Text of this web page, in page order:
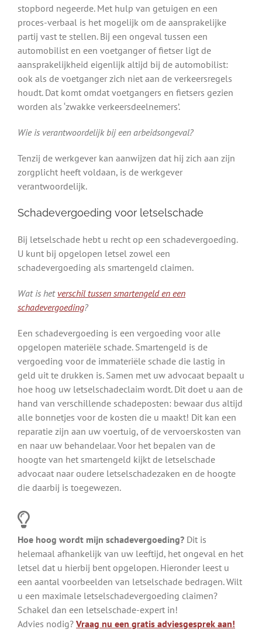
stopbord negeerde. Met hulp van getuigen en een
proces-verbaal is het mogelijk om de aansprakelijke
partij vast te stellen. Bij een ongeval tussen een
automobilist en een voetganger of fietser ligt de
aansprakelijkheid eigenlijk altijd bij de automobilist:
ook als de voetganger zich niet aan de verkeersregels
houdt. Dat komt omdat voetgangers en fietsers gezien
worden als ‘zwakke verkeersdeelnemers’.
Wie is verantwoordelijk bij een arbeidsongeval?
Tenzij de werkgever kan aanwijzen dat hij zich aan zijn
zorgplicht heeft voldaan, is de werkgever
verantwoordelijk.
Schadevergoeding voor letselschade
Bij letselschade hebt u recht op een schadevergoeding.
U kunt bij opgelopen letsel zowel een
schadevergoeding als smartengeld claimen.
Wat is het verschil tussen smartengeld en een
schadevergoeding?
Een schadevergoeding is een vergoeding voor alle
opgelopen materiële schade. Smartengeld is de
vergoeding voor de immateriële schade die lastig in
geld uit te drukken is. Samen met uw advocaat bepaalt u
hoe hoog uw letselschadeclaim wordt. Dit doet u aan de
hand van verschillende schadeposten: bewaar dus altijd
alle bonnetjes voor de kosten die u maakt! Dit kan een
reparatie zijn aan uw voertuig, of de vervoerskosten van
en naar uw behandelaar. Voor het bepalen van de
hoogte van het smartengeld kijkt de letselschade
advocaat naar oudere letselschadezaken en de hoogte
die daarbij is toegewezen.
Hoe hoog wordt mijn schadevergoeding? Dit is
helemaal afhankelijk van uw leeftijd, het ongeval en het
letsel dat u hierbij bent opgelopen. Hieronder leest u
een aantal voorbeelden van letselschade bedragen. Wilt
u een maximale letselschadevergoeding claimen?
Schakel dan een letselschade-expert in!
Advies nodig? Vraag nu een gratis adviesgesprek aan!